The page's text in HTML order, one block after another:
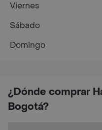
¿Dónde comprar
Bogotá?
Viernes
Sábado
Domingo